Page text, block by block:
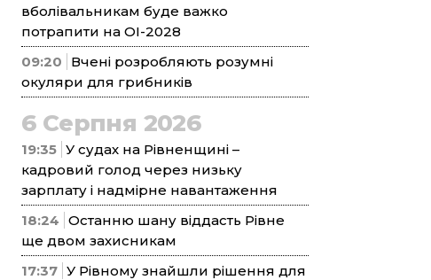
вболівальникам буде важко
потрапити на ОІ-2028
09:20
Вчені розробляють розумні
окуляри для грибників
6 Серпня 2026
19:35 У судах на Рівненщині –
кадровий голод через низьку
зарплату і надмірне навантаження
18:24 Останню шану віддасть Рівне
ще двом захисникам
17:37 У Рівному знайшли рішення для